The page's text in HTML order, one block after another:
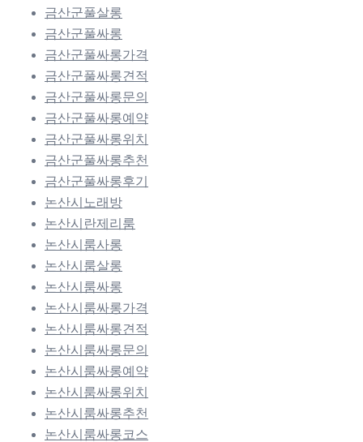
금산군풀살롱
금산군풀싸롱
금산군풀싸롱가격
금산군풀싸롱견적
금산군풀싸롱문의
금산군풀싸롱예약
금산군풀싸롱위치
금산군풀싸롱추천
금산군풀싸롱후기
논산시노래방
논산시란제리룸
논산시룸사롱
논산시룸살롱
논산시룸싸롱
논산시룸싸롱가격
논산시룸싸롱견적
논산시룸싸롱문의
논산시룸싸롱예약
논산시룸싸롱위치
논산시룸싸롱추천
논산시룸싸롱코스